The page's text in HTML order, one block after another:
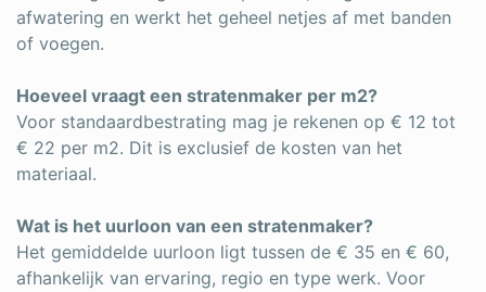
afwatering en werkt het geheel netjes af met banden
of voegen.
Hoeveel vraagt een stratenmaker per m2?
Voor standaardbestrating mag je rekenen op € 12 tot
€ 22 per m2. Dit is exclusief de kosten van het
materiaal.
Wat is het uurloon van een stratenmaker?
Het gemiddelde uurloon ligt tussen de € 35 en € 60,
afhankelijk van ervaring, regio en type werk. Voor